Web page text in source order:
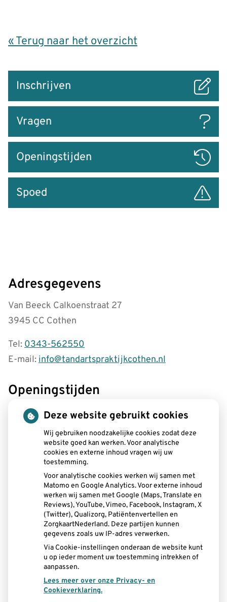
« Terug naar het overzicht
naar
Inschrijven
Vragen
Openingstijden
Spoed
Adresgegevens
Van Beeck Calkoenstraat 27
3945 CC Cothen
Tel:0343-562550
E-mail:info@tandartspraktijkcothen.nl
Openingstijden
Maandag: 08.00tot
- 12.30
13.00 tot- 19.00
08.00tot
- 12.30
13.00tot
- 17.00
Woensdag:
08.15 tot
- 12.30
Donderdag:
08.00tot
- 12.30
13.00tot
- 17.00
08.00tot
- 12.30
13.00tot
- 15.00
Aangesloten bij:
Deze website gebruikt cookies
Wij gebruiken noodzakelijke cookies zodat deze
website goed kan werken. Voor analytische
cookies en externe inhoud vragen wij uw
toestemming.
Voor analytische cookies werken wij samen met
Matomo en Google Analytics. Voor externe inhoud
werken wij samen met Google (Maps, Translate en
Reviews), YouTube, Vimeo, Facebook, Instagram, X
(Twitter), Qualizorg, Patiëntenvertellen en
ZorgkaartNederland. Deze partijen kunnen
gegevens zoals uw IP-adres verwerken.
Via Cookie-instellingen onderaan de website kunt
u op ieder moment uw toestemming intrekken of
aanpassen.
Lees meer over onze Privacy- en
Cookieverklaring.